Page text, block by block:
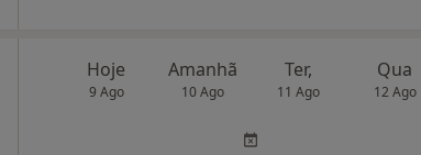
Hoje
9 Ago
Amanhã
10 Ago
Ter,
11 Ago
Qua
12 Ago